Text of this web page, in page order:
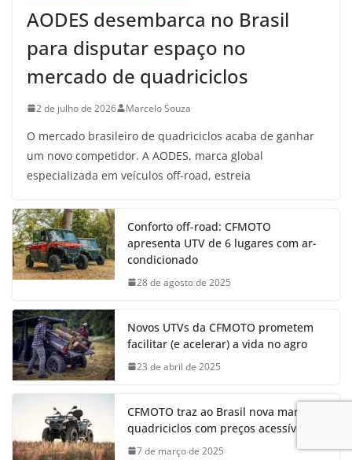
AODES desembarca no Brasil
para disputar espaço no
mercado de quadriciclos
2 de julho de 2026 Marcelo Souza
O mercado brasileiro de quadriciclos acaba de ganhar
um novo competidor. A AODES, marca global
especializada em veículos off-road, estreia
Conforto off-road: CFMOTO
apresenta UTV de 6 lugares com ar-
condicionado
28 de agosto de 2025
Novos UTVs da CFMOTO prometem
facilitar (e acelerar) a vida no agro
23 de abril de 2025
CFMOTO traz ao Brasil nova marca de
quadriciclos com preços acessíveis
7 de março de 2025